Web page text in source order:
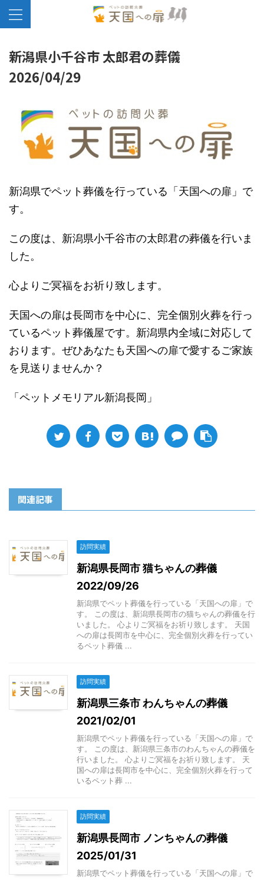
新潟県小千谷市 太郎君の葬儀
2026/04/29
新潟県でペット葬儀を行っている「天国への扉」で
す。
この度は、新潟県小千谷市の太郎君の葬儀を行いま
した。
心よりご冥福をお祈り致します。
天国への扉は長岡市を中心に、完全個別火葬を行っ
ているペット葬儀屋です。新潟県内全域に対応して
おります。ぜひあなたも天国への扉で愛するご家族
を見送りませんか？
「ペットメモリアル新潟長岡」
関連記事
訪問実績
新潟県長岡市 猫ちゃんの葬儀
2022/09/26
新潟県でペット葬儀を行っている「天国への扉」で
す。 この度は、新潟県長岡市の猫ちゃんの葬儀を行
いました。 心よりご冥福をお祈り致します。 天国
への扉は長岡市を中心に、完全個別火葬を行ってい
るペット葬儀 ...
訪問実績
新潟県三条市 わんちゃんの葬儀
2021/02/01
新潟県でペット葬儀を行っている「天国への扉」で
す。 この度は、新潟県三条市のわんちゃんの葬儀を
行いました。 心よりご冥福をお祈り致します。 天
国への扉は長岡市を中心に、完全個別火葬を行って
いるペット葬 ...
訪問実績
新潟県長岡市 ノンちゃんの葬儀
2025/01/31
新潟県でペット葬儀を行っている「天国への扉」で